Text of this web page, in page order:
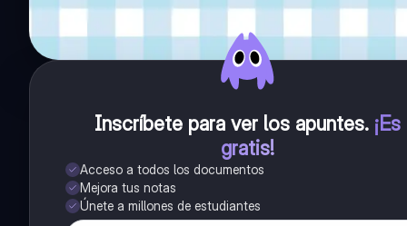
Inscríbete para ver los apuntes. ¡Es
gratis!
Acceso a todos los documentos
Mejora tus notas
Únete a millones de estudiantes